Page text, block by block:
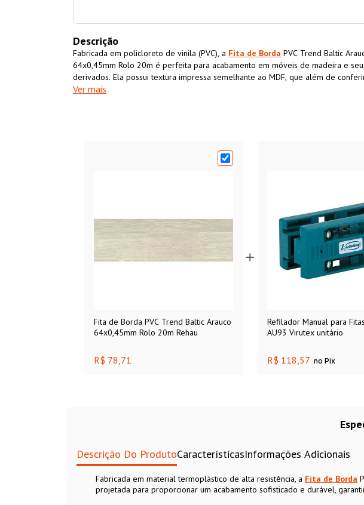
Descrição
Fabricada em policloreto de vinila (PVC), a Fita de Borda PVC Trend Baltic
64x0,45mm Rolo 20m é perfeita para acabamento em móveis de madeira e
derivados. Ela possui textura impressa semelhante ao MDF, que além de
acabamento superior ao móvel também impermeabiliza o material, aumentando
Ver mais
Fita de Borda PVC Trend Baltic Arauco
64x0,45mm Rolo 20m Rehau
R$ 78,71
Refilador Manual para
AU93 Virutex unitário
R$ 118,57 no Pix
Descrição Do ProdutoCaracterísticasInformações Adicionais
Fabricada em material termoplástico de alta resistência, a Fita de Borda
projetada para proporcionar um acabamento sofisticado e durável,